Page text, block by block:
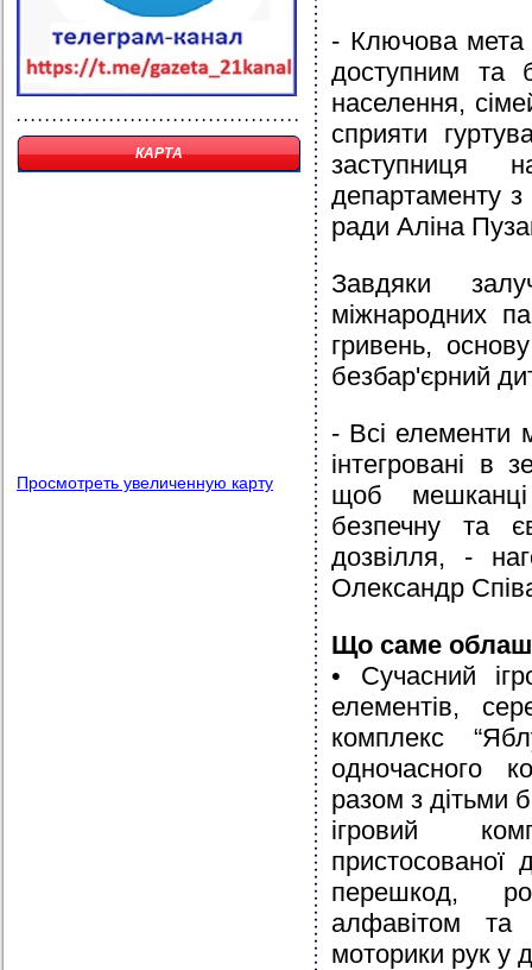
КАРТА
Просмотреть увеличенную карту
- Ключова мета
доступним та
населення,
сприяти
заступниця
департаменту з
ради Аліна
Завдяки
міжнародних
гривень,
безбар'єрний
- Всі елементи
інтегровані в
щоб
безпечну та
дозвілля, -
Олександр
Що саме
• Сучасний
елементів,
комплекс
одночасного
разом з дітьми
ігровий
пристосованої
перешкод,
алфавітом та
моторики рук у